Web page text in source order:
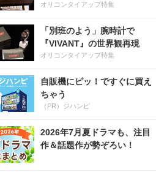
オリコンタイアップ特集
「別班のよう」腕時計で
『VIVANT』の世界観再現
オリコンタイアップ特集
自販機にピッ！ですぐに買え
ちゃう
（PR）ジハンピ
2026年7月夏ドラマも、注目
作＆話題作が勢ぞろい！